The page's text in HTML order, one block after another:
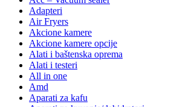
Adapteri
Air Fryers
Akcione kamere
Akcione kamere opcije
Alati i baštenska oprema
Alati i testeri
All in one
Amd
Aparati za kafu